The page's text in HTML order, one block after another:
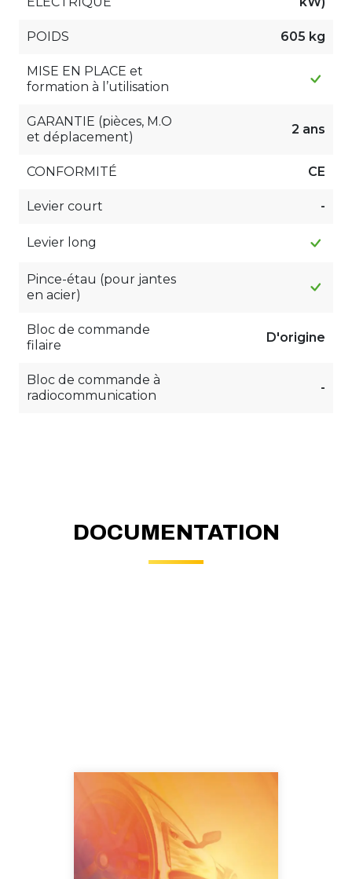
POIDS 605 kg
MISE EN PLACE et
formation à l’utilisation
GARANTIE (pièces, M.O
et déplacement)
2 ans
CONFORMITÉ CE
Levier court -
Levier long
Pince-étau (pour jantes
en acier)
Bloc de commande
filaire
D'origine
Bloc de commande à
radiocommunication
-
DOCUMENTATION